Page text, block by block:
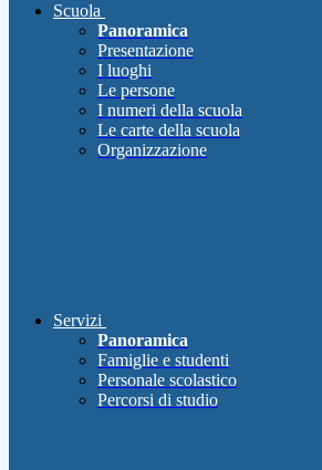
Scuola
Panoramica
Presentazione
I luoghi
Le persone
I numeri della scuola
Le carte della scuola
Organizzazione
Servizi
Panoramica
Famiglie e studenti
Personale scolastico
Percorsi di studio